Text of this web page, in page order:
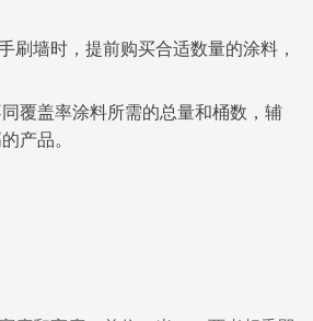
刷墙时，提前购买合适数量的涂料，
覆盖率涂料所需的总量和桶数，辅
产品。